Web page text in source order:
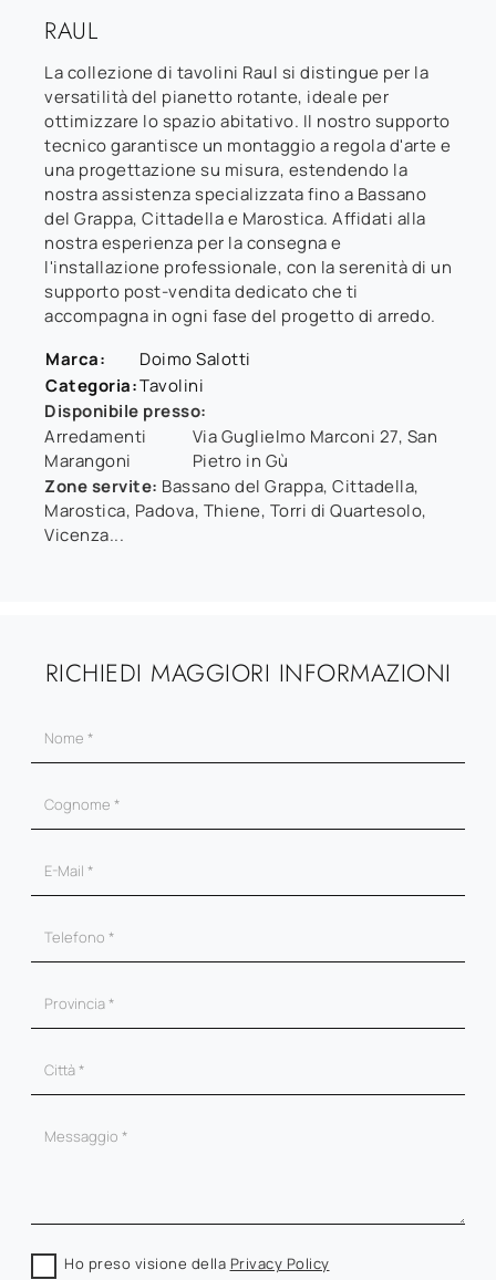
RAUL
La collezione di tavolini Raul si distingue per la
versatilità del pianetto rotante, ideale per
ottimizzare lo spazio abitativo. Il nostro supporto
tecnico garantisce un montaggio a regola d'arte e
una progettazione su misura, estendendo la
nostra assistenza specializzata fino a Bassano
del Grappa, Cittadella e Marostica. Affidati alla
nostra esperienza per la consegna e
l'installazione professionale, con la serenità di un
supporto post-vendita dedicato che ti
accompagna in ogni fase del progetto di arredo.
Marca:
Doimo Salotti
Categoria:Tavolini
Disponibile presso:
Arredamenti
Marangoni
Via Guglielmo Marconi 27, San
Pietro in Gù
Zone servite: Bassano del Grappa, Cittadella,
Marostica, Padova, Thiene, Torri di Quartesolo,
Vicenza...
RICHIEDI MAGGIORI INFORMAZIONI
Ho preso visione della Privacy Policy